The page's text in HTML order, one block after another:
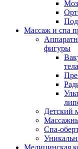
Массаж и спа
фигуры
Детский
Спа-
Медицинская